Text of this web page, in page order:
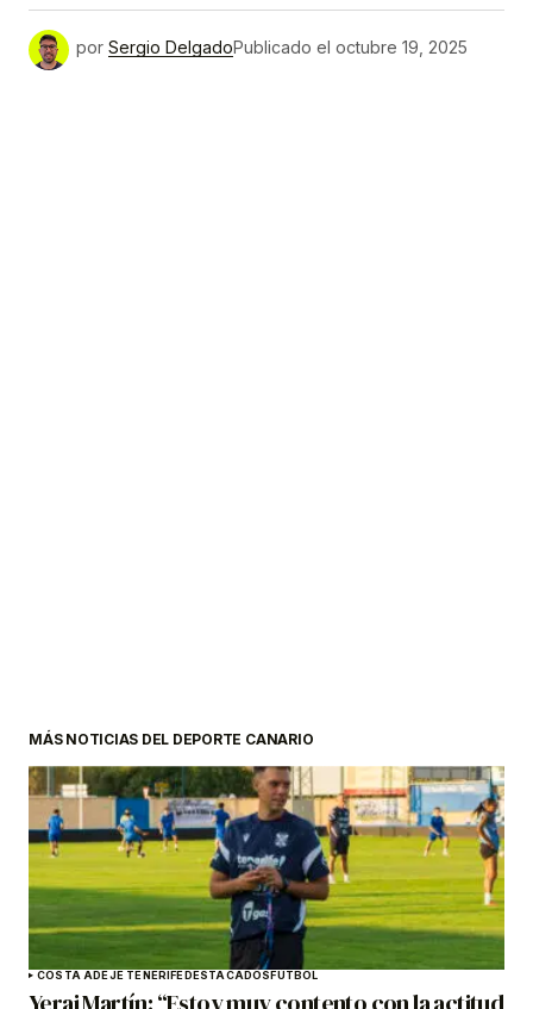
por Sergio DelgadoPublicado el octubre 19, 2025
MÁS NOTICIAS DEL DEPORTE CANARIO
COSTA ADEJE TENERIFEDESTACADOSFÚTBOL